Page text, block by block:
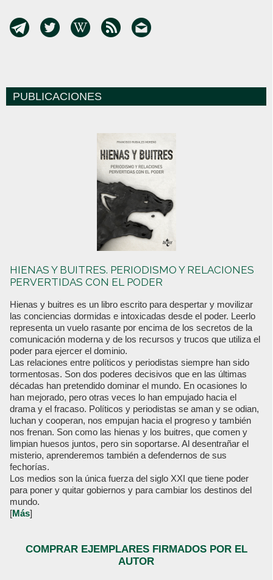
PUBLICACIONES
HIENAS Y BUITRES. PERIODISMO Y RELACIONES
PERVERTIDAS CON EL PODER
Hienas y buitres es un libro escrito para despertar y movilizar
las conciencias dormidas e intoxicadas desde el poder. Leerlo
representa un vuelo rasante por encima de los secretos de la
comunicación moderna y de los recursos y trucos que utiliza el
poder para ejercer el dominio.
Las relaciones entre políticos y periodistas siempre han sido
tormentosas. Son dos poderes decisivos que en las últimas
décadas han pretendido dominar el mundo. En ocasiones lo
han mejorado, pero otras veces lo han empujado hacia el
drama y el fracaso. Políticos y periodistas se aman y se odian,
luchan y cooperan, nos empujan hacia el progreso y también
nos frenan. Son como las hienas y los buitres, que comen y
limpian huesos juntos, pero sin soportarse. Al desentrañar el
misterio, aprenderemos también a defendernos de sus
fechorías.
Los medios son la única fuerza del siglo XXI que tiene poder
para poner y quitar gobiernos y para cambiar los destinos del
mundo.
[Más]
COMPRAR EJEMPLARES FIRMADOS POR EL
AUTOR